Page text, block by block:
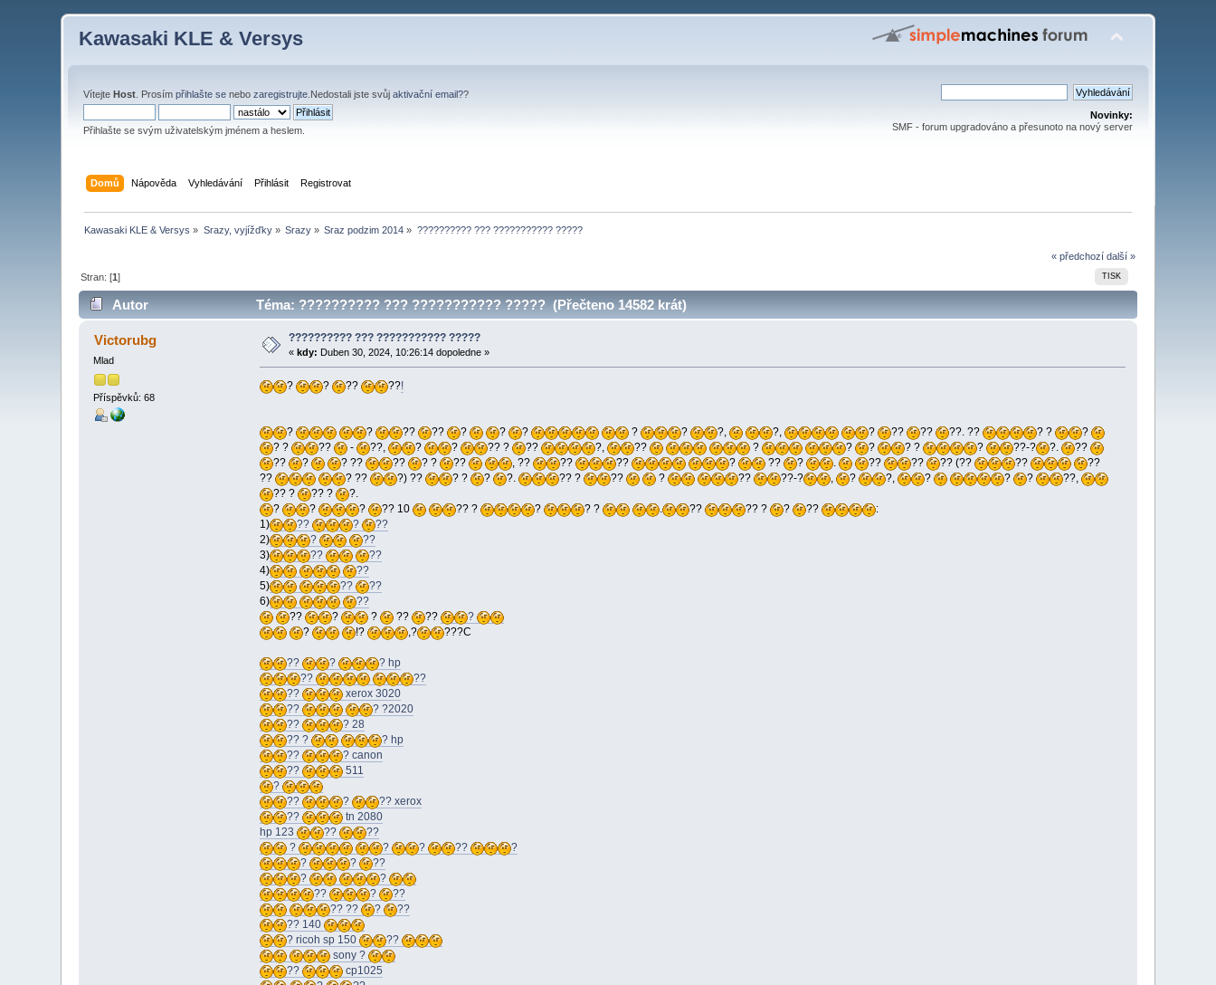
Kawasaki KLE & Versys
VítejteHost . Prosímpřihlašte se nebozaregistrujte .Nedostali jste svůjaktivační email??
Přihlašte se svým uživatelským jménem a heslem.
Novinky:
SMF - forum upgradováno a přesunoto na nový server
Domů Nápověda Vyhledávání Přihlásit Registrovat
Kawasaki KLE & Versys » Srazy, vyjížďky» Srazy » Sraz podzim 2014 » ?????????? ??? ??????????? ?????
« předchozí další »
TISK
Stran: [1]
Autor Téma: ?????????? ??? ??????????? ????? (Přečteno 14582 krát)
Victorubg
Mlad
Příspěvků: 68
?????????? ??? ??????????? ?????
« kdy: Duben 30, 2024, 10:26:14 dopoledne »
? ? ?? ??!
? ? ?? ?? ? ? ? ? ? ?, ?, ? ?? ?? ??. ?? ? ?
?
? ?
?? - ??, ? ? ?? ? ?? ?, ?? ? ? ? ? ? ? ??-? ?.
??
??
? ? ?? ?? ? ? ?? , ?? ?? ?? ? ?? ? . ?? ?? ?? (?? ??
??
??
? ?? ?) ?? ? ? ? ?. ?? ? ?? ? ?? ??-? , ? ?, ? ? ?
??,
?? ?
?? ?
?.
?
? ? ?? 10 ?? ? ? ? ? . ?? ?? ? ? ??
:
1)
?? ?
??
2)
?
??
3)
??
??
4)
??
5)
??
??
6)
??
??
? ? ?? ??
?
?
!? ,? ???C
?? ?
? hp
??
??
??
xerox 3020
??
? ?2020
??
? 28
?? ?
? hp
??
? canon
??
511
?
??
?
?? xerox
??
tn 2080
hp 123
??
??
?
? ? ??
?
?
?
??
?
?
??
?
??
?? ??
?
??
?? 140
? ricoh sp 150
??
sony ?
??
cp1025